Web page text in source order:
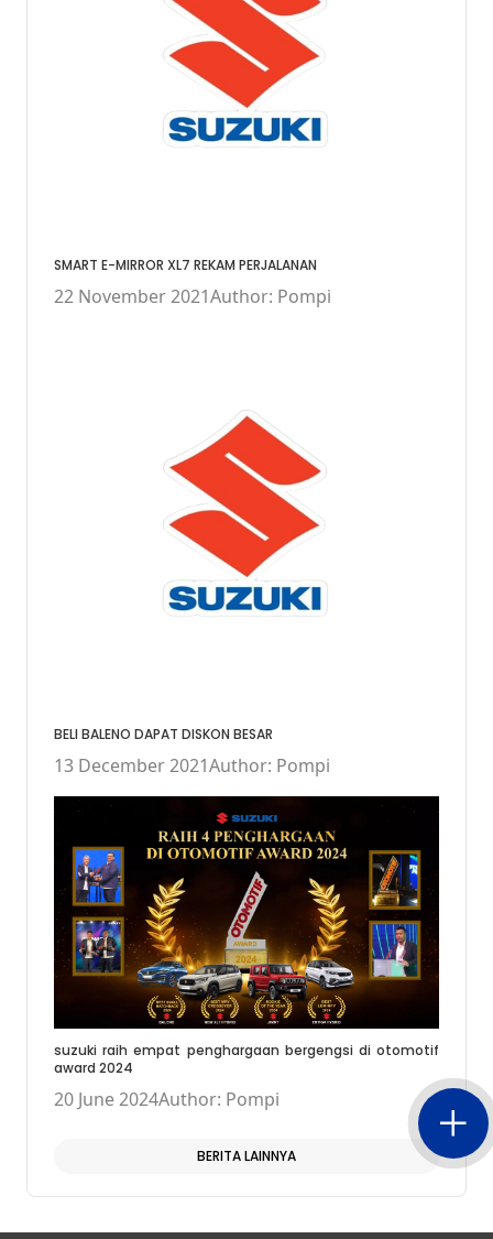
SMART E-MIRROR XL7 REKAM PERJALANAN
22 November 2021Author: Pompi
BELI BALENO DAPAT DISKON BESAR
13 December 2021Author: Pompi
suzuki raih empat penghargaan bergengsi di otomotif
award 2024
20 June 2024Author: Pompi
BERITA LAINNYA